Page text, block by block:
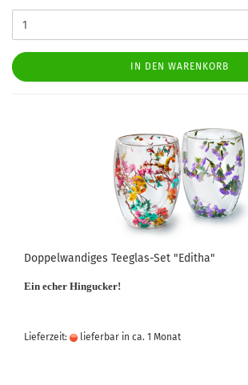
IN DEN WARENKORB
Doppelwandiges Teeglas-Set "Editha"
Ein echer Hingucker!
Lieferzeit: lieferbar in ca. 1 Monat